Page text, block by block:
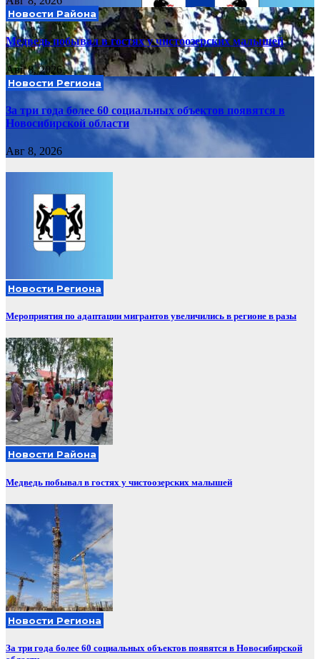
Новости Района
Медведь побывал в гостях у чистоозерских малышей
Авг 8, 2026
Новости Региона
За три года более 60 социальных объектов появятся в
Новосибирской области
Авг 8, 2026
Новости Региона
Мероприятия по адаптации мигрантов увеличились в регионе в разы
Новости Района
Медведь побывал в гостях у чистоозерских малышей
Новости Региона
За три года более 60 социальных объектов появятся в Новосибирской